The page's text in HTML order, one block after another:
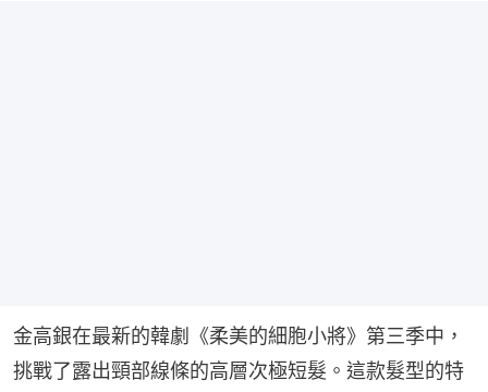
金高銀在最新的韓劇《柔美的細胞小將》第三季中，
挑戰了露出頸部線條的高層次極短髮。這款髮型的特